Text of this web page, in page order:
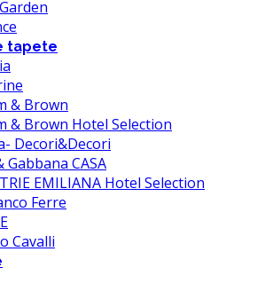
tapete
& Brown
& Brown Hotel Selection
Decori&Decori
Gabbana CASA
EMILIANA Hotel Selection
Ferre
Cavalli